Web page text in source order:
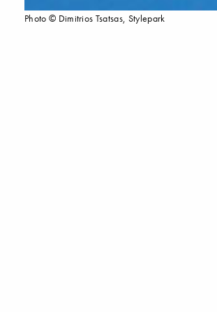
Photo © Dimitrios Tsatsas, Stylepark